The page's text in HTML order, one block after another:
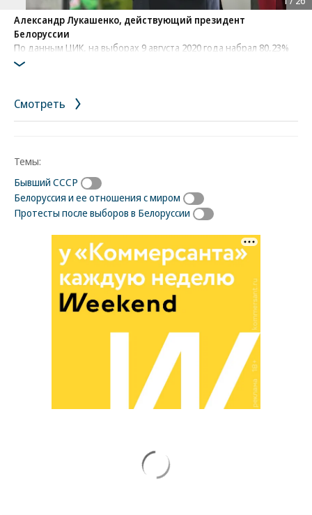
Александр Лукашенко, действующий президент
Белоруссии
По данным ЦИК, на выборах 9 августа 2020 года набрал 80,23%
голосов. Обвинения в фальсификации выборов отрицает.
управляют из-за границы»
Смотреть
Темы:
Бывший СССР
Белоруссия и ее отношения с миром
Протесты после выборов в Белоруссии